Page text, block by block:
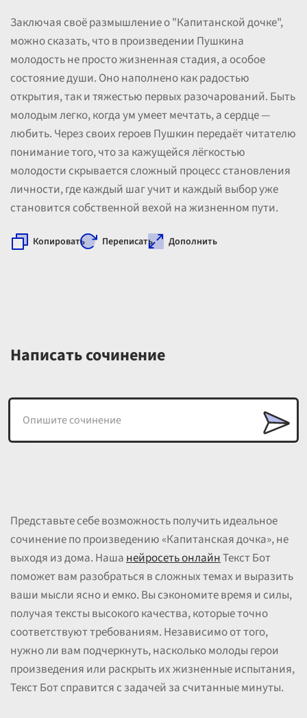
Заключая своё размышление о "Капитанской дочке",
можно сказать, что в произведении Пушкина
молодость не просто жизненная стадия, а особое
состояние души. Оно наполнено как радостью
открытия, так и тяжестью первых разочарований. Быть
молодым легко, когда ум умеет мечтать, а сердце —
любить. Через своих героев Пушкин передаёт читателю
понимание того, что за кажущейся лёгкостью
молодости скрывается сложный процесс становления
личности, где каждый шаг учит и каждый выбор уже
становится собственной вехой на жизненном пути.
Копировать Переписать Дополнить
Написать сочинение
Представьте себе возможность получить идеальное
сочинение по произведению «Капитанская дочка», не
выходя из дома. Нашанейросеть онлайнТекст Бот
поможет вам разобраться в сложных темах и выразить
ваши мысли ясно и емко. Вы сэкономите время и силы,
получая тексты высокого качества, которые точно
соответствуют требованиям. Независимо от того,
нужно ли вам подчеркнуть, насколько молоды герои
произведения или раскрыть их жизненные испытания,
Текст Бот справится с задачей за считанные минуты.